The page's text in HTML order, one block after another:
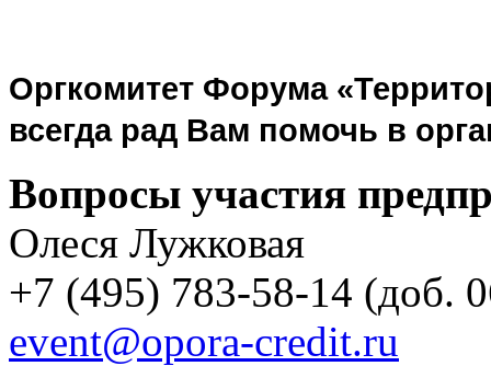
Оргкомитет Форума
всегда рад Вам помочь в
Вопросы участия
Олеся Лужковая
+7 (495) 783-58-14 (доб.
event@opora-credit.ru